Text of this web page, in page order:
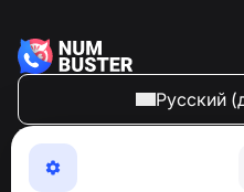
Русский
NumBuster © 2013—2026 ·
Максимально удобное
телефонных